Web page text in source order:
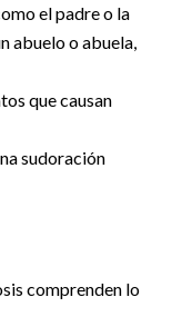
el padre o la
abuelo o abuela,
que causan
sudoración
comprenden lo